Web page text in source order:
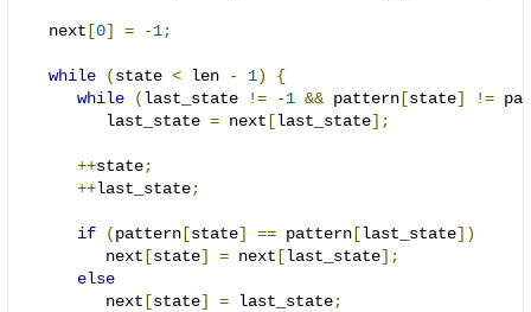
   next
[0] = -1;
while (state < len - 1)
{
while
(last_state != -1 && pattern [state] !=
         last_state
= next [last_state];
++state;
++last_state;
if (pattern [state] == pattern [last_state])
         next
[state] = next [last_state];
else
         next
[state] = last_state;